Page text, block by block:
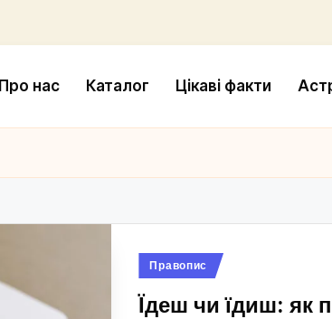
Про нас Каталог Цікаві факти
Опубліковано
Правопис
Їдеш чи їдиш: як